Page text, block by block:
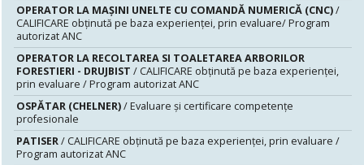
OPERATOR LA MAŞINI UNELTE CU COMANDĂ NUMERICĂ (CNC)/
CALIFICARE obținută pe baza experienței, prin evaluare/ Program
autorizat ANC
OPERATOR LA RECOLTAREA SI TOALETAREA ARBORILOR
FORESTIERI - DRUJBIST / CALIFICARE obținută pe baza experienței,
prin evaluare / Program autorizat ANC
OSPĂTAR (CHELNER)/ Evaluare şi certificare competenţe
profesionale
PATISER/ CALIFICARE obținută pe baza experienței, prin evaluare /
Program autorizat ANC